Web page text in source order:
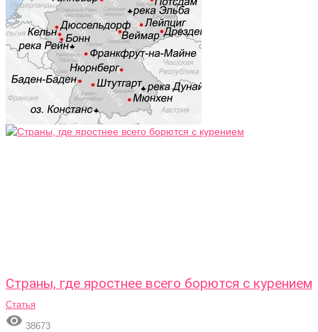
Страны, где яростнее всего борются с курением
Статья
 38673